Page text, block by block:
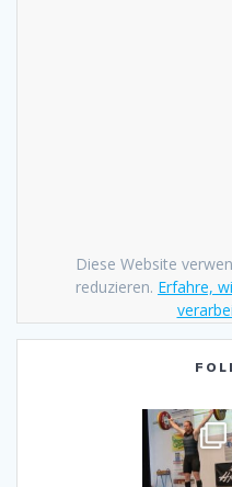
Diese Website
reduzieren. Erfahre,